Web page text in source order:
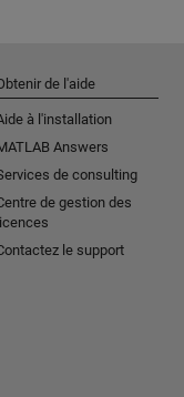
de l'aide
à l'installation
Answers
de consulting
de gestion des
licences
le support